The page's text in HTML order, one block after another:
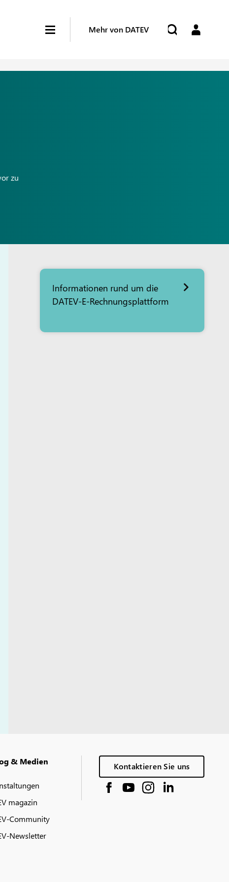
Mehr von DATEV
zu
Informationen rund um die
DATEV-E-Rechnungsplattform
& Medien
magazin
Community
Newsletter
Kontaktieren Sie uns